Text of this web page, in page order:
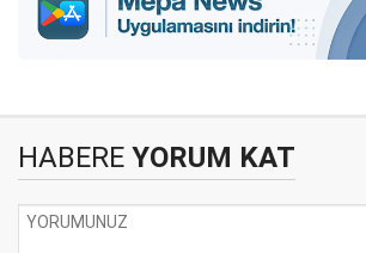
HABERE YORUM KAT